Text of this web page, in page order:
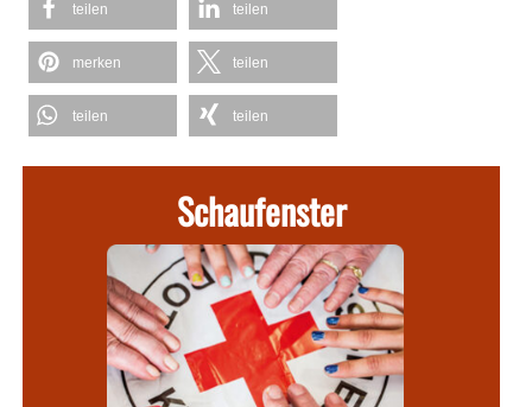
teilen teilen
merken teilen
teilen teilen
Schaufenster